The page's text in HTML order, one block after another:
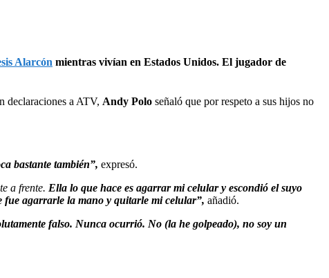
Alarcón mientras vivían en Estados Unidos. El jugador de
declaraciones a ATV, Andy Polo señaló que por respeto a sus hijos no
bastante también”, expresó.
a frente. Ella lo que hace es agarrar mi celular y escondió el suyo
fue agarrarle la mano y quitarle mi celular”, añadió.
falso. Nunca ocurrió. No (la he golpeado), no soy un